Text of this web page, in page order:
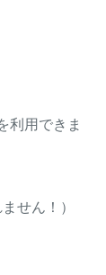
利用できま
せん！）